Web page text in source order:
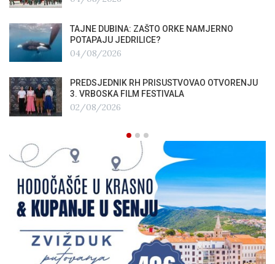
TAJNE DUBINA: ZAŠTO ORKE NAMJERNO
POTAPAJU JEDRILICE?
04/08/2026
PREDSJEDNIK RH PRISUSTVOVAO OTVORENJU
3. VRBOSKA FILM FESTIVALA
02/08/2026